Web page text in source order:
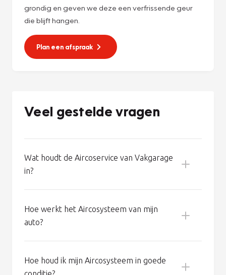
grondig en geven we deze een verfrissende geur
die blijft hangen.
Plan een afspraak
Veel gestelde vragen
Wat houdt de Aircoservice van Vakgarage
in?
Hoe werkt het Aircosysteem van mijn
auto?
Hoe houd ik mijn Aircosysteem in goede